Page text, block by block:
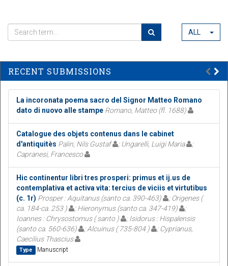
ALL
RECENT SUBMISSIONS
La incoronata poema sacro del Signor Matteo Romano
dato di nuovo alle stampe Romano, Matteo (fl. 1688)
Catalogue des objets contenus dans le cabinet
d'antiquitès Palin, Nils Gustaf ; Ungarelli, Luigi Maria
;
Capranesi, Francesco
Hic continentur libri tres prosperi: primus et ij.us de
contemplativa et activa vita: tercius de viciis et virtutibus
(c. 1r) Prosper : Aquitanus (santo ca. 390-463)
; Origenes (
ca. 184-ca. 253 )
; Hieronymus (santo ca. 347-419)
;
Ioannes : Chrysostomus ( santo )
; Isidorus : Hispalensis
(santo ca. 560-636)
; Alcuinus ( 735-804 )
; Cyprianus,
Caecilius Thascius
Type Manuscript